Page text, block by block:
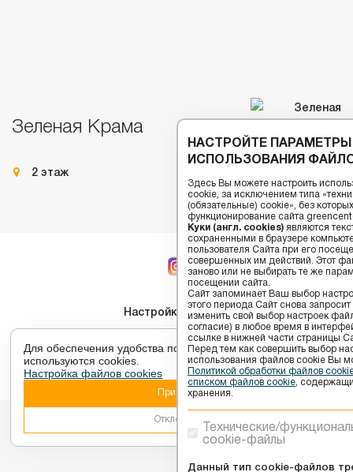
Зеленая Крама
2 этаж
Настройки cookies
2026 © ТЦ GREENЦЕНТР - Торговый центр в Витебске.
Разработка сайта - Компания ARIOL
Для обеспечения удобства пользователей сайта
используются cookies.
Настройка файлов cookies
Принять
Отклонить
НАСТРОЙТЕ ПАРАМЕТРЫ
ИСПОЛЬЗОВАНИЯ
Здесь Вы можете настроить
cookie, за исключением типа
(обязательные) cookie», без
функционирование сайта
Куки (англ. cookies) являются
сохраненными в браузере
пользователя Сайта при его
совершенных им действий. Этот
заново или не выбирать те же
посещении сайта.
Сайт запоминает Ваш выбор
этого периода Сайт снова
изменить свой выбор настроек
согласие) в любое время в
ссылке в нижней части страницы
Перед тем как совершить выбор
использования файлов сookie Вы
Политикой обработки файлов
списком файлов cookie ,
хранения.
Технические/
cookie-файлы
Данный тип cookie-файлов